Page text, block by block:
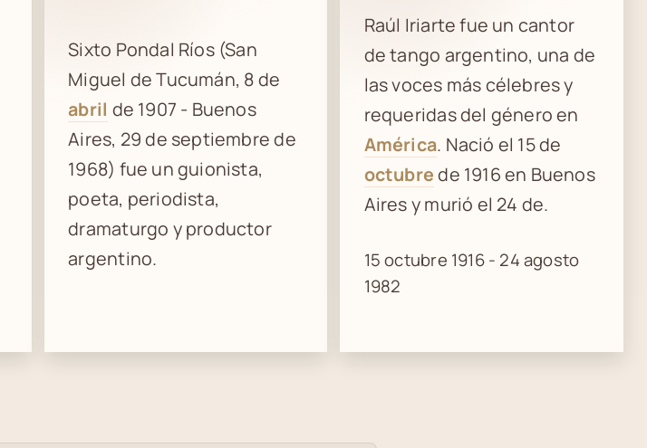
Sixto Pondal Ríos (San
Miguel de Tucumán, 8 de
abril de 1907 - Buenos
Aires, 29 de septiembre de
1968) fue un guionista,
poeta, periodista,
dramaturgo y productor
argentino.
Raúl Iriarte fue un cantor
de tango argentino, una de
las voces más célebres y
requeridas del género en
América. Nació el 15 de
octubrede 1916 en Buenos
Aires y murió el 24 de.
15 octubre 1916 - 24 agosto
1982